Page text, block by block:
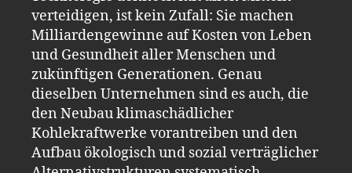
verteidigen, ist kein Zufall: Sie machen
Milliardengewinne auf Kosten von Leben
und Gesundheit aller Menschen und
zukünftigen Generationen. Genau
dieselben Unternehmen sind es auch, die
den Neubau klimaschädlicher
Kohlekraftwerke vorantreiben und den
Aufbau ökologisch und sozial verträglicher